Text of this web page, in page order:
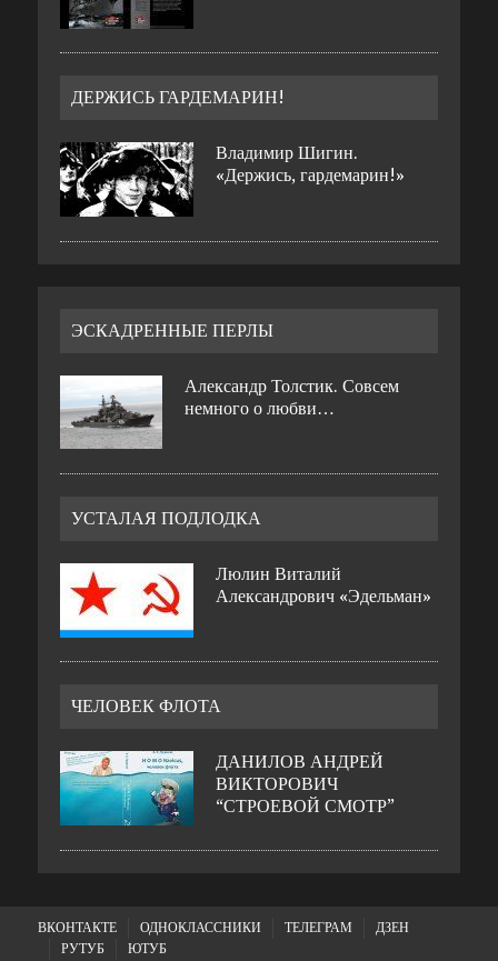
ДЕРЖИСЬ ГАРДЕМАРИН!
Владимир Шигин.
«Держись, гардемарин!»
ЭСКАДРЕННЫЕ ПЕРЛЫ
Александр Толстик. Совсем
немного о любви…
УСТАЛАЯ ПОДЛОДКА
Люлин Виталий
Александрович «Эдельман»
ЧЕЛОВЕК ФЛОТА
ДАНИЛОВ АНДРЕЙ
ВИКТОРОВИЧ
“СТРОЕВОЙ СМОТР”
ВКОНТАКТЕ ОДНОКЛАССНИКИ ТЕЛЕГРАМ
ДЗЕН
РУТУБ
ЮТУБ